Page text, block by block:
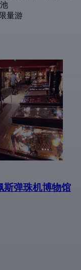
量游
斯弹珠机博物馆